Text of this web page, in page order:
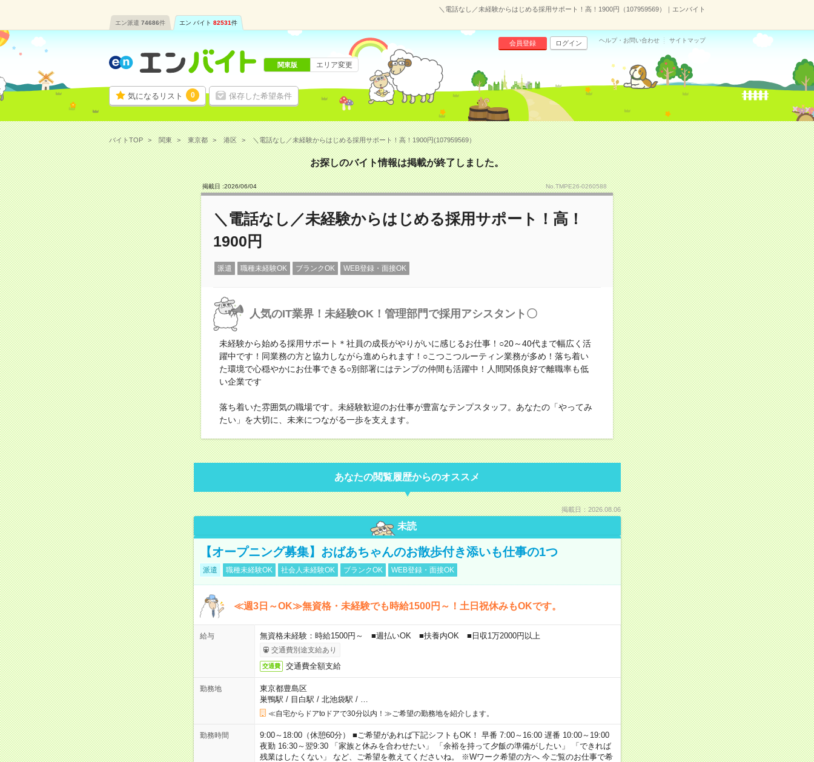
＼電話なし／未経験からはじめる採用サポート！高！1900円（107959569）｜エンバイト
エン派遣 74686件 エン バイト 82531件
気になるリスト 0 保存した希望条件
会員登録 ログイン ヘルプ・お問い合わせ サイトマップ
関東版 エリア変更
バイトTOP 関東 東京都 港区 ＼電話なし／未経験からはじめる採用サポート！高！1900円(107959569）
お探しのバイト情報は掲載が終了しました。
掲載日 :2026/06/04 No.TMPE26-0260588
＼電話なし／未経験からはじめる採用サポート！高！
1900円
派遣 職種未経験OK ブランクOK WEB登録・面接OK
人気のIT業界！未経験OK！管理部門で採用アシスタント〇
未経験から始める採用サポート＊社員の成長がやりがいに感じるお仕事！○20～40代まで幅広く活
躍中です！同業務の方と協力しながら進められます！○こつこつルーティン業務が多め！落ち着い
た環境で心穏やかにお仕事できる○別部署にはテンプの仲間も活躍中！人間関係良好で離職率も低
い企業です
落ち着いた雰囲気の職場です。未経験歓迎のお仕事が豊富なテンプスタッフ。あなたの「やってみ
たい」を大切に、未来につながる一歩を支えます。
あなたの閲覧履歴からのオススメ
掲載日：2026.08.06
未読
【オープニング募集】おばあちゃんのお散歩付き添いも仕事の1つ
派遣 職種未経験OK 社会人未経験OK ブランクOK WEB登録・面接OK
≪週3日～OK≫無資格・未経験でも時給1500円～！土日祝休みもOKです。
給与 無資格未経験：時給1500円～ ■週払いOK ■扶養内OK ■日収1万2000円以上
交通費別途支給あり
交通費 交通費全額支給
勤務地
東京都豊島区
巣鴨駅 / 目白駅 / 北池袋駅 /
≪自宅からドアtoドアで30分以内！≫ご希望の勤務地を紹介します。
勤務時間
9:00～18:00（休憩60分） ■ご希望があれば下記シフトもOK！ 早番 7:00～16:00 遅番 10:00～19:00
夜勤 16:30～翌9:30 「家族と休みを合わせたい」 「余裕を持って夕飯の準備がしたい」 「できれば
残業はしたくない」 など、ご希望を教えてくださいね。 ※Wワーク希望の方へ 今ご覧のお仕事で希